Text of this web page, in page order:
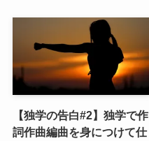
【独学の告白#2】独学で作
詞作曲編曲を身につけて仕